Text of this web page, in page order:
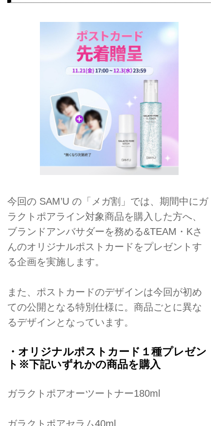
今回の SAM’U の「メガ割」では、期間中にガ
ラクトポアライン対象商品を購入した方へ、
ブランドアンバサダーを務める&TEAM・Kさ
んのオリジナルポストカードをプレゼントす
る企画を実施します。
また、ポストカードのデザインは今回が初め
ての公開となる特別仕様に。商品ごとに異な
るデザインとなっています。
・オリジナルポストカード１種プレゼン
ト※下記いずれかの商品を購入
ガラクトポアオーツートナー180ml
ガラクトポアセラム40ml